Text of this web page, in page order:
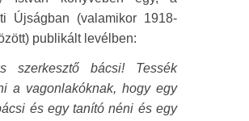
Újságban (valamikor 1918-
publikált levélben:
szerkesztő bácsi! Tessék
a vagonlakóknak, hogy egy
és egy tanító néni és egy